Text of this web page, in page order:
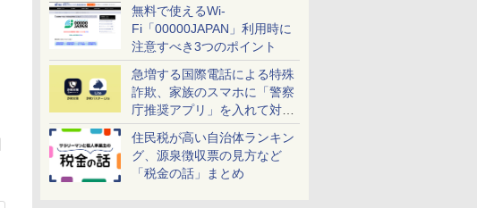
無料で使えるWi-
Fi「00000JAPAN」利用時に
注意すべき3つのポイント
急増する国際電話による特殊
詐欺、家族のスマホに「警察
庁推奨アプリ」を入れて対策
しよう！
住民税が高い自治体ランキン
グ、源泉徴収票の見方など
「税金の話」まとめ